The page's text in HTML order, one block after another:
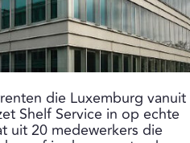
die Luxemburg vanuit
Shelf Service in op echte
uit 20 medewerkers die